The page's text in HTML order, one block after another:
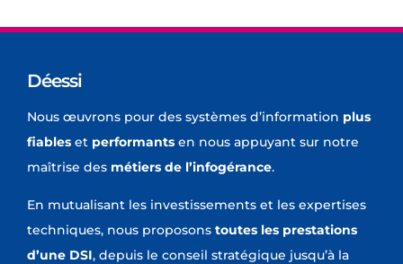
Déessi
Nous œuvrons pour des systèmes d’information plus
fiableset performantsen nous appuyant sur notre
maîtrise des métiers de l’infogérance.
En mutualisant les investissements et les expertises
techniques, nous proposonstoutes les prestations
d’une DSI, depuis le conseil stratégique jusqu’à la